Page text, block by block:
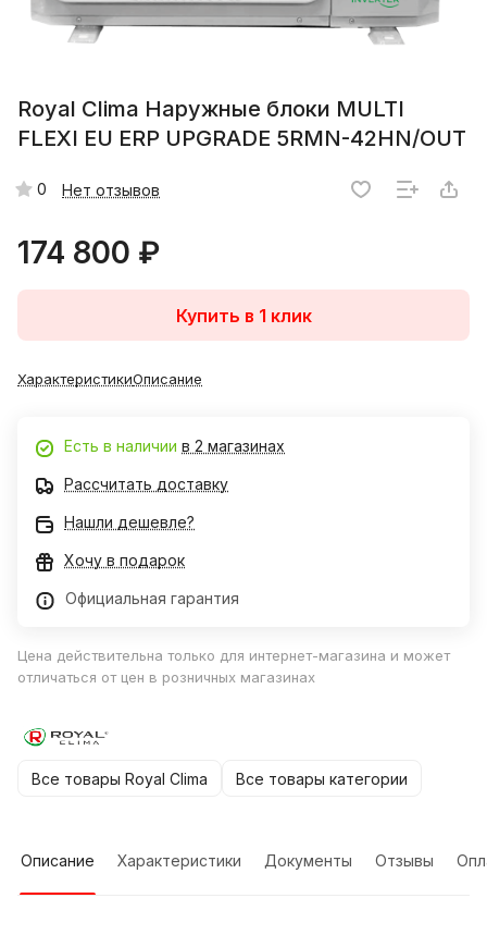
Royal Clima Наружные блоки MULTI
FLEXI EU ERP UPGRADE 5RMN-42HN/OUT
0 Нет отзывов
174 800 ₽
Купить в 1 клик
ХарактеристикиОписание
Есть в наличии в 2 магазинах
Рассчитать доставку
Нашли дешевле?
Хочу в подарок
Официальная гарантия
Цена действительна только для интернет-магазина и может
отличаться от цен в розничных магазинах
Все товары Royal Clima Все товары категории
Описание Характеристики Документы Отзывы